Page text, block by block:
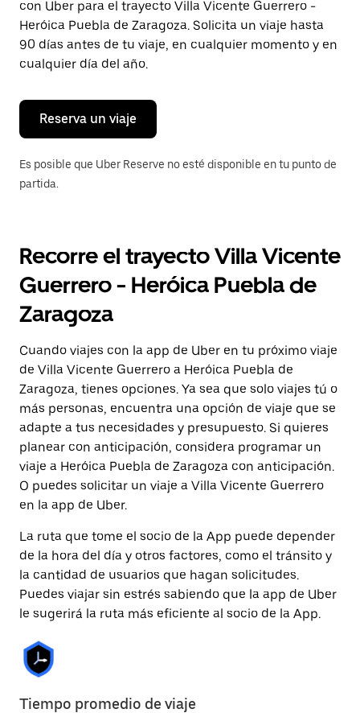
tecla Esc
para
cerrar
el
calendario.
con Uber para el trayecto Villa Vicente Guerrero -
Heróica Puebla de Zaragoza. Solicita un viaje hasta
90 días antes de tu viaje, en cualquier momento y en
cualquier día del año.
Reserva un viaje
Es posible que Uber Reserve no esté disponible en tu punto de
partida.
Recorre el trayecto Villa Vicente
Guerrero - Heróica Puebla de
Zaragoza
Cuando viajes con la app de Uber en tu próximo viaje
de Villa Vicente Guerrero a Heróica Puebla de
Zaragoza, tienes opciones. Ya sea que solo viajes tú o
más personas, encuentra una opción de viaje que se
adapte a tus necesidades y presupuesto. Si quieres
planear con anticipación, considera programar un
viaje a Heróica Puebla de Zaragoza con anticipación.
O puedes solicitar un viaje a Villa Vicente Guerrero
en la app de Uber.
La ruta que tome el socio de la App puede depender
de la hora del día y otros factores, como el tránsito y
la cantidad de usuarios que hagan solicitudes.
Puedes viajar sin estrés sabiendo que la app de Uber
le sugerirá la ruta más eficiente al socio de la App.
Tiempo promedio de viaje